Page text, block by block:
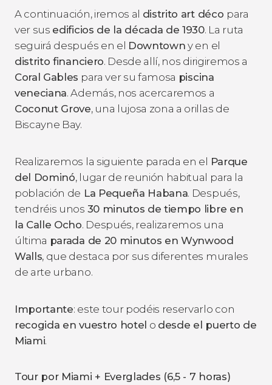
A continuación, iremos al distrito art déco para
ver sus edificios de la década de 1930. La ruta
seguirá después en el Downtown y en el
distrito financiero. Desde allí, nos dirigiremos a
Coral Gables para ver su famosa piscina
veneciana. Además, nos acercaremos a
Coconut Grove, una lujosa zona a orillas de
Biscayne Bay.
Realizaremos la siguiente parada en el Parque
del Dominó, lugar de reunión habitual para la
población de La Pequeña Habana. Después,
tendréis unos 30 minutos de tiempo libre en
la Calle Ocho. Después, realizaremos una
última parada de 20 minutos en Wynwood
Walls, que destaca por sus diferentes murales
de arte urbano.
Importante: este tour podéis reservarlo con
recogida en vuestro hotel o desde el puerto de
Miami.
Tour por Miami + Everglades (6,5 - 7 horas)